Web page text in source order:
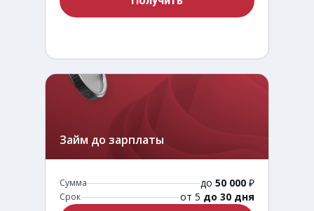
Займ до зарплаты
Сумма до 50 000 ₽
Срок от 5 до 30 дня